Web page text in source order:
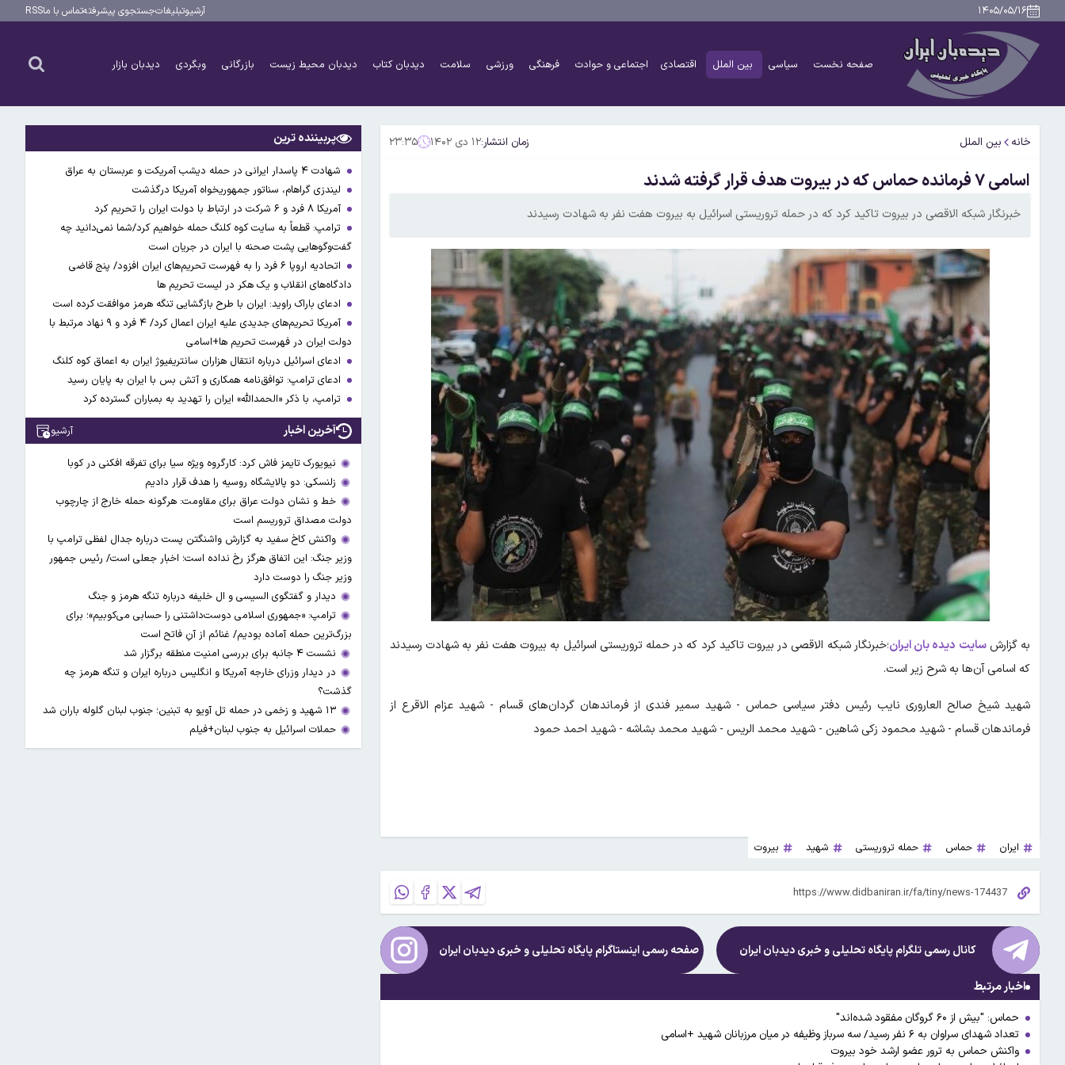
۱۴۰۵/۰۵/۱۶ آرشیوتبلیغاتجستجوی پیشرفتهتماس با ماRSS
صفحه نخست سیاسی بین الملل اقتصادی اجتماعی و حوادث فرهنگی ورزشی سلامت دیدبان کتاب دیدبان محیط زیست بازرگانی وبگردی دیدبان بازار
خانه بین الملل زمان انتشار:۱۲ دی ۱۴۰۲ ۲۳:۳۵
اسامی ۷ فرمانده حماس که در بیروت هدف قرار گرفته شدند
خبرنگار شبکه الاقصی در بیروت تاکید کرد که در حمله تروریستی اسرائیل به بیروت هفت نفر به شهادت رسیدند
به گزارشسایت دیده بان ایران؛خبرنگار شبکه الاقصی در بیروت تاکید کرد که در حمله تروریستی اسرائیل به بیروت هفت نفر به شهادت رسیدند
که اسامی آن‌ها به شرح زیر است.
شهید شیخ صالح العاروری نایب رئیس دفتر سیاسی حماس - شهید سمیر فندی از فرماندهان گردان‌های قسام - شهید عزام الاقرع از
فرماندهان قسام - شهید محمود زکی شاهین - شهید محمد الریس - شهید محمد بشاشه - شهید احمد حمود
ایران حماس حمله تروریستی شهید بیروت
کانال رسمی تلگرام پایگاه تحلیلی و خبریدیدبان ایران صفحه رسمی اینستاگرام پایگاه تحلیلی و خبریدیدبان ایران
اخبار مرتبط
حماس: "بیش از ۶۰ گروگان مفقود شده‌اند"
تعداد شهدای سراوان به ۶ نفر رسید/ سه سرباز وظیفه در میان مرزبانان شهید +اسامی
واکنش حماس به ترور عضو ارشد خود بیروت
پربیننده ترین
شهادت ۴ پاسدار ایرانی در حمله دیشب آمریکت و عربستان به عراق
لیندزی گراهام، سناتور جمهوریخواه آمریکا درگذشت
آمریکا ۸ فرد و ۶ شرکت در ارتباط با دولت ایران را تحریم کرد
ترامپ: قطعاً به سایت کوه کلنگ حمله خواهیم کرد/شما نمی‌دانید چه
گفت‌وگوهایی پشت صحنه با ایران در جریان است
اتحادیه اروپا ۶ فرد را به فهرست تحریم‌های ایران افزود/ پنج قاضی
دادگاه‌های انقلاب و یک هکر در لیست تحریم ها
ادعای باراک راوید: ایران با طرح بازگشایی تنگه هرمز موافقت کرده است
آمریکا تحریم‌های جدیدی علیه ایران اعمال کرد/ ۴ فرد و ۹ نهاد مرتبط با
دولت ایران در فهرست تحریم ها+اسامی
ادعای اسرائیل درباره انتقال هزاران سانتریفیوژ ایران به اعماق کوه کلنگ
ادعای ترامپ: توافق‌نامه همکاری و آتش بس با ایران به پایان رسید
ترامپ، با ذکر «الحمدالله» ایران را تهدید به بمباران گسترده کرد
آخرین اخبار آرشیو
نیویورک تایمز فاش کرد: کارگروه ویژه سیا برای تفرقه افکنی در کوبا
زلنسکی: دو پالایشگاه روسیه را هدف قرار دادیم
خط و نشان دولت عراق برای مقاومت: هرگونه حمله خارج از چارچوب
دولت مصداق تروریسم است
واکنش کاخ سفید به گزارش واشنگتن پست درباره جدال لفظی ترامپ با
وزیر جنگ: این اتفاق هرگز رخ نداده است؛ اخبار جعلی است/ رئیس جمهور
وزیر جنگ را دوست دارد
دیدار و گفتگوی السیسی و ال خلیفه درباره تنگه هرمز و جنگ
ترامپ: «جمهوری اسلامی دوست‌داشتنی را حسابی می‌کوبیم»؛ برای
بزرگ‌ترین حمله آماده بودیم/ غنائم از آنِ فاتح است
نشست ۴ جانبه برای بررسی امنیت منطقه برگزار شد
در دیدار وزرای خارجه آمریکا و انگلیس درباره ایران و تنگه هرمز چه
گذشت؟
۱۳ شهید و زخمی در حمله تل آویو به تبنین؛ جنوب لبنان گلوله باران شد
حملات اسرائیل به جنوب لبنان+فیلم